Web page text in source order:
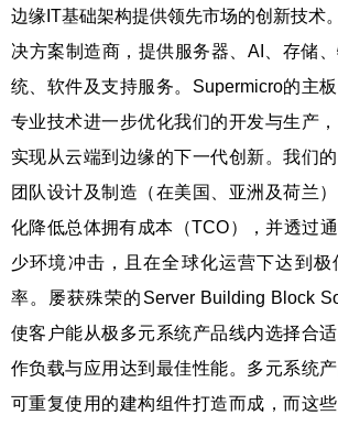
边缘IT基础架构提供领先市场的创新技术
决方案制造商，提供服务器、AI、存储
统、软件及支持服务。Supermicro的主
专业技术进一步优化我们的开发与生产
实现从云端到边缘的下一代创新。我们
团队设计及制造（在美国、亚洲及荷兰
化降低总体拥有成本（TCO），并透过
少环境冲击，且在全球化运营下达到极
率。屡获殊荣的Server Building Block
使客户能从极多元系统产品线内选择合
作负载与应用达到最佳性能。多元系统产
可重复使用的建构组件打造而成，而这